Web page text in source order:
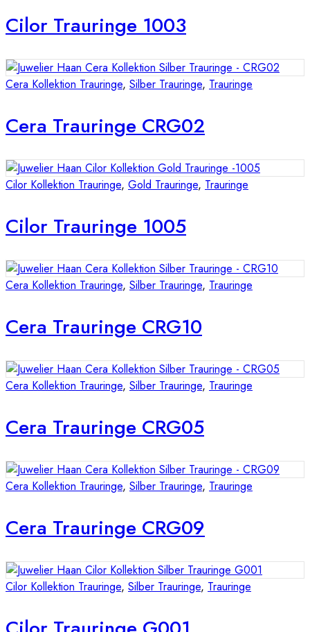
Cilor Trauringe 1003
Cera Kollektion Trauringe, Silber Trauringe, Trauringe
Cera Trauringe CRG02
Cilor Kollektion Trauringe, Gold Trauringe, Trauringe
Cilor Trauringe 1005
Cera Kollektion Trauringe, Silber Trauringe, Trauringe
Cera Trauringe CRG10
Cera Kollektion Trauringe, Silber Trauringe, Trauringe
Cera Trauringe CRG05
Cera Kollektion Trauringe, Silber Trauringe, Trauringe
Cera Trauringe CRG09
Cilor Kollektion Trauringe, Silber Trauringe, Trauringe